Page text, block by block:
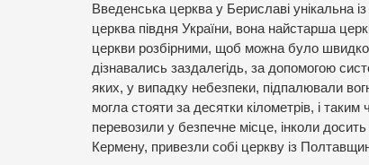
Введенська церква у Бериславі унікальна
церква півдня України, вона найстарша
церкви розбірними, щоб можна було швидко
дізнавались заздалегідь, за допомогою
яких, у випадку небезпеки, підпалювали
могла стояти за десятки кілометрів, і
перевозили у безпечне місце, інколи
Кермену, привезли собі церкву із